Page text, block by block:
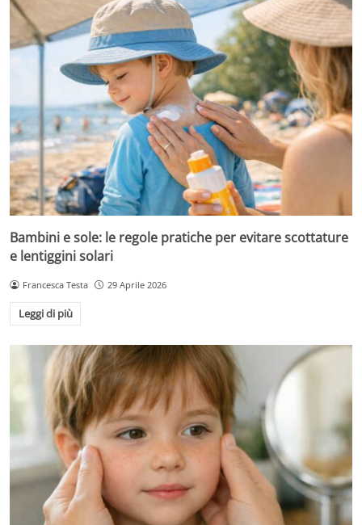
Bambini e sole: le regole pratiche per evitare scottature
e lentiggini solari
Francesca Testa 29 Aprile 2026
Leggi di più